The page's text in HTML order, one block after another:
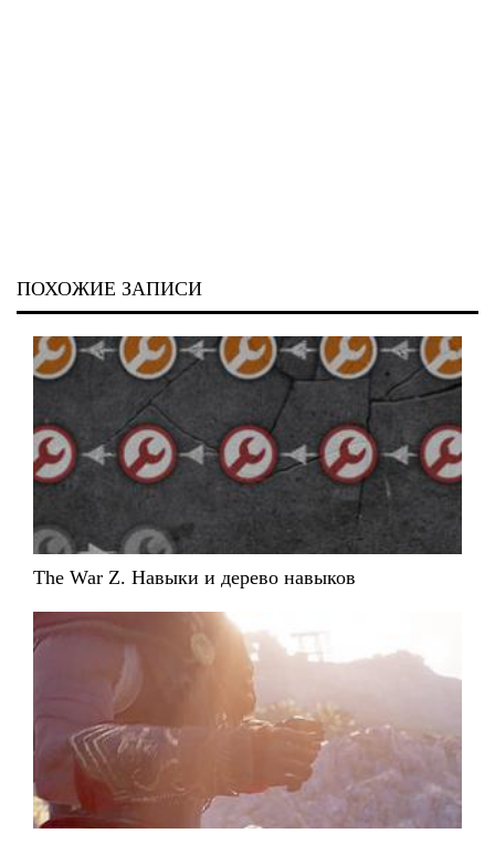
ПОХОЖИЕ ЗАПИСИ
The War Z. Навыки и дерево навыков